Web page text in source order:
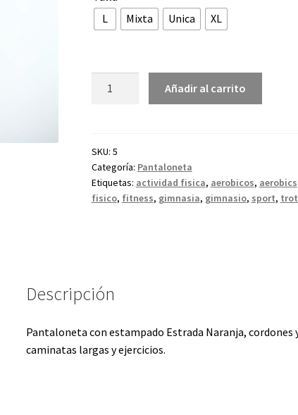
L
Mixta Unica XL
Añadir al carrito
SKU: 5
Categoría: Pantaloneta
Etiquetas: actividad fisica, aerobicos, aerobics
fisico, fitness, gimnasia, gimnasio, sport,
Descripción
Pantaloneta con estampado Estrada Naranja, cordones
caminatas largas y ejercicios.